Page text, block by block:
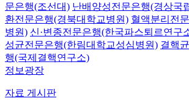
문은행(조선대) 난배양성전문은행(경상국
환전문은행(경북대학교병원) 혈액분리전
병원) 신·변종전문은행(한국파스퇴르연구
성균전문은행(한림대학교성심병원) 결핵
행(국제결핵연구소)
정보광장
자료 게시판